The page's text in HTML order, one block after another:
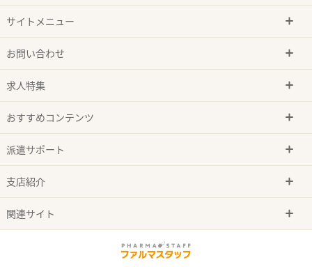
サイトメニュー
お問い合わせ
求人特集
おすすめコンテンツ
派遣サポート
支店紹介
関連サイト